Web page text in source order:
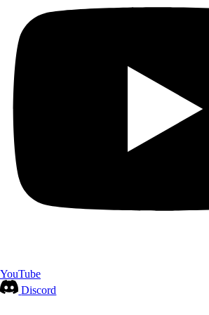
YouTube
Discord